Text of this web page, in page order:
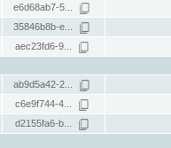
e6d68ab7-5...
35846b8b-e...
aec23fd6-9...
ab9d5a42-2...
c6e9f744-4...
d2155fa6-b...